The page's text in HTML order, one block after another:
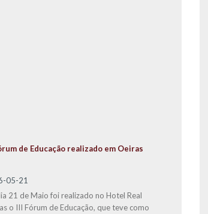
de Educação realizado em Oeiras
05-21
21 de Maio foi realizado no Hotel Real
o III Fórum de Educação, que teve como